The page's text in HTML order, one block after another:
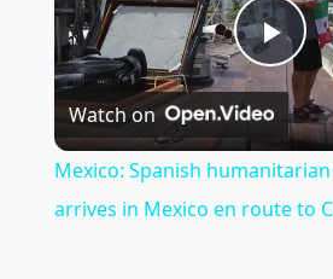
Watch on
Mexico: Spanish
arrives in Mexico en route to